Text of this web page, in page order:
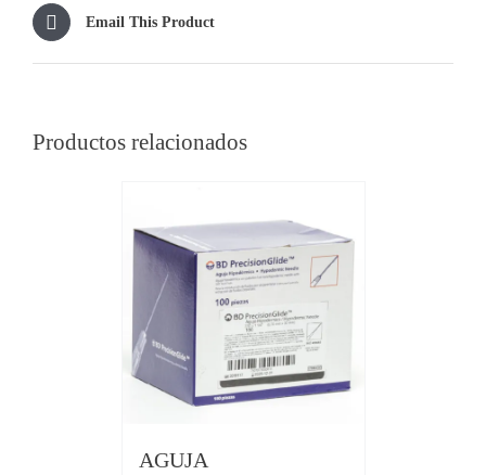
Email This Product
Productos relacionados
AGUJA